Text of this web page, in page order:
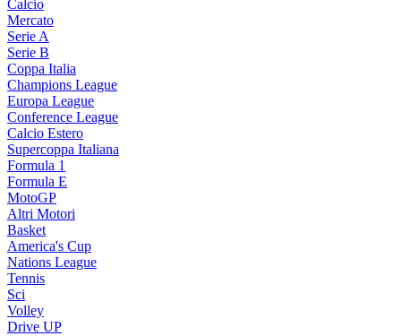
Calcio
Mercato
Serie A
Serie B
Coppa Italia
Champions League
Europa League
Conference League
Calcio Estero
Supercoppa Italiana
Formula 1
Formula E
MotoGP
Altri Motori
Basket
America's Cup
Nations League
Tennis
Sci
Volley
Drive UP